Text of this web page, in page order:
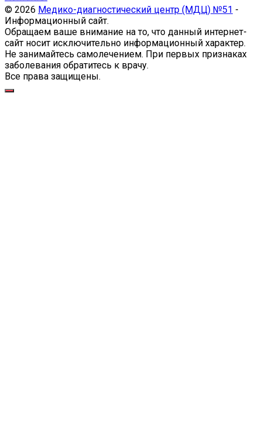
© 2026 Медико-диагностический центр (МДЦ) №51 -
Информационный сайт.
Обращаем ваше внимание на то, что данный интернет-
сайт носит исключительно информационный характер.
Не занимайтесь самолечением. При первых признаках
заболевания обратитесь к врачу.
Все права защищены.